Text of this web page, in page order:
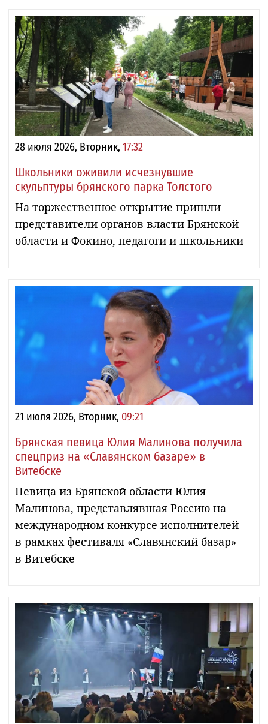
28 июля 2026, Вторник, 17:32
Школьники оживили исчезнувшие
скульптуры брянского парка Толстого
На торжественное открытие пришли
представители органов власти Брянской
области и Фокино, педагоги и школьники
21 июля 2026, Вторник, 09:21
Брянская певица Юлия Малинова получила
спецприз на «Славянском базаре» в
Витебске
Певица из Брянской области Юлия
Малинова, представлявшая Россию на
международном конкурсе исполнителей
в рамках фестиваля «Славянский базар»
в Витебске